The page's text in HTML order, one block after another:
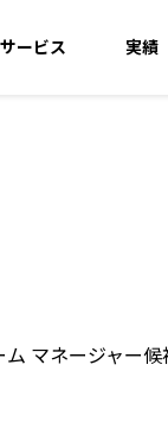
サービス 実績
マネージャー候